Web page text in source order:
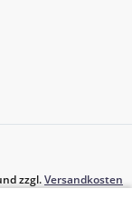
zzgl.Versandkosten